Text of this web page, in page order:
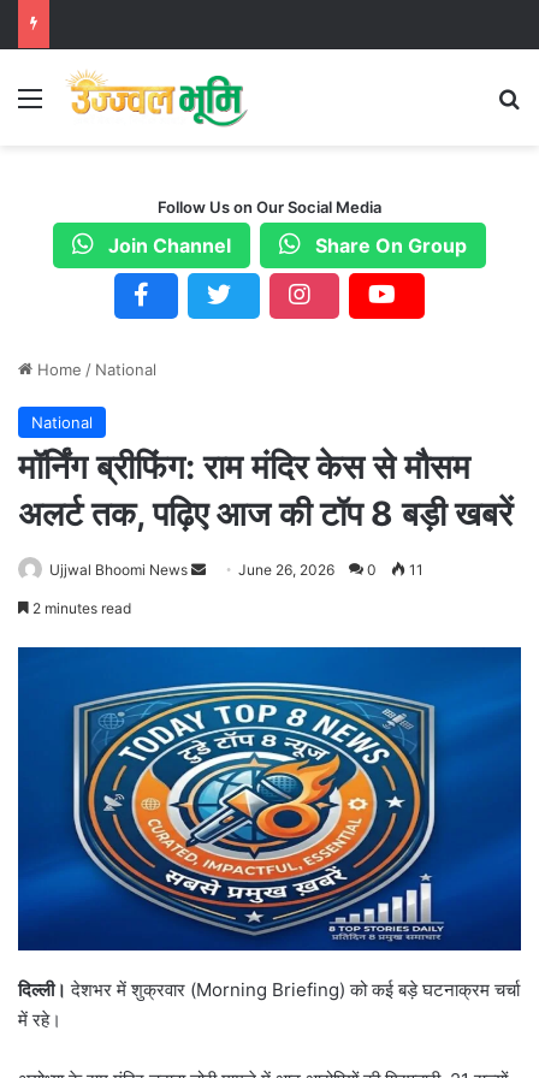
Menu
Follow Us on Our Social Media
Join Channel Share On Group
Home / National
National
मॉर्निंग ब्रीफिंग: राम मंदिर केस से मौसम
अलर्ट तक, पढ़िए आज की टॉप 8 बड़ी खबरें
Ujjwal Bhoomi News
a
n
e
m
a
i
l
June 26, 2026 0 11
2 minutes read
दिल्ली।देशभर में शुक्रवार (Morning Briefing) को कई बड़े घटनाक्रम चर्चा
में रहे।